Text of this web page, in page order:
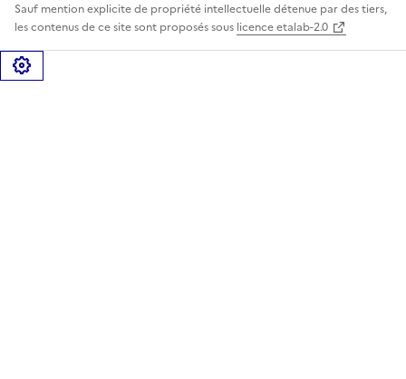
Sauf mention explicite de propriété intellectuelle détenue par des tiers,
les contenus de ce site sont proposés sous licence etalab-2.0
Gérer les cookies